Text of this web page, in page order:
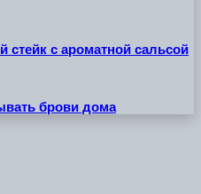
стейк с ароматной сальсой
брови дома